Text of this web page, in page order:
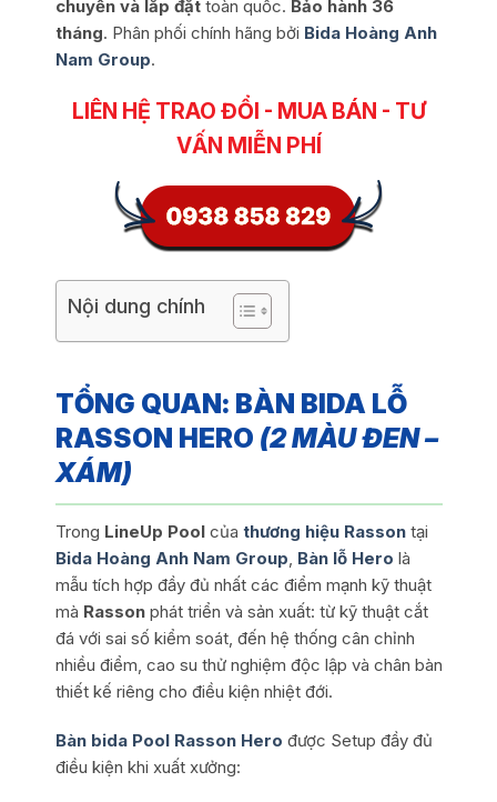
chuyển và lắp đặttoàn quốc. Bảo hành 36
tháng. Phân phối chính hãng bởi Bida Hoàng Anh
Nam Group.
LIÊN HỆ TRAO ĐỔI - MUA BÁN - TƯ
VẤN MIỄN PHÍ
Nội dung chính
TỔNG QUAN: BÀN BIDA LỖ
RASSON HERO (2 MÀU ĐEN –
XÁM)
Trong LineUp Poolcủa thương hiệu Rassontại
Bida Hoàng Anh Nam Group, Bàn lỗ Hero là
mẫu tích hợp đầy đủ nhất các điểm mạnh kỹ thuật
mà Rassonphát triển và sản xuất: từ kỹ thuật cắt
đá với sai số kiểm soát, đến hệ thống cân chỉnh
nhiều điểm, cao su thử nghiệm độc lập và chân bàn
thiết kế riêng cho điều kiện nhiệt đới.
Bàn bida Pool Rasson Hero được Setup đầy đủ
điều kiện khi xuất xưởng: